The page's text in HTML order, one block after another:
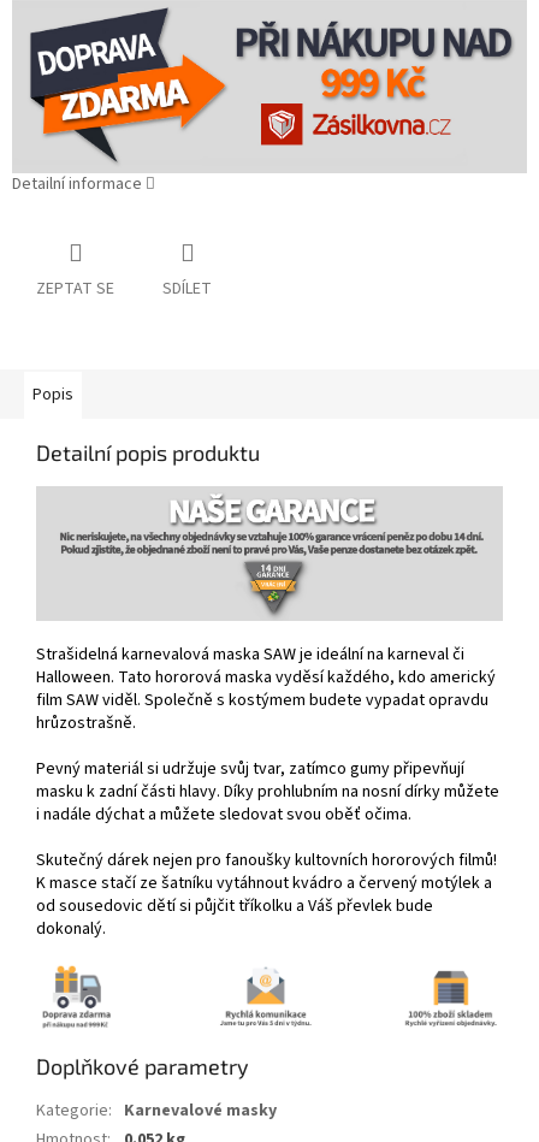
Detailní informace
ZEPTAT SE SDÍLET
Popis
Detailní popis produktu
Strašidelná karnevalová maska SAW je ideální na karneval či
Halloween. Tato hororová maska vyděsí každého, kdo americký
film SAW viděl. Společně s kostýmem budete vypadat opravdu
hrůzostrašně.
Pevný materiál si udržuje svůj tvar, zatímco gumy připevňují
masku k zadní části hlavy. Díky prohlubním na nosní dírky můžete
i nadále dýchat a můžete sledovat svou oběť očima.
Skutečný dárek nejen pro fanoušky kultovních hororových filmů!
K masce stačí ze šatníku vytáhnout kvádro a červený motýlek a
od sousedovic dětí si půjčit tříkolku a Váš převlek bude
dokonalý.
Doplňkové parametry
Kategorie: Karnevalové masky